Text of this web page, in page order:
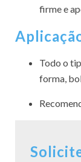
firme e
Todo o
forma,